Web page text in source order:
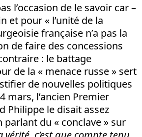
l’occasion de le savoir car –
et pour « l’unité de la
française n’a pas la
de faire des concessions
: le battage
de la « menace russe » sert
de nouvelles politiques
mars, l’ancien Premier
Philippe le disait assez
du « conclave » sur